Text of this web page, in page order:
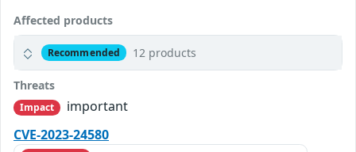
Affected products
Recommended 12 products
Threats
Impact
important
CVE-2023-24580